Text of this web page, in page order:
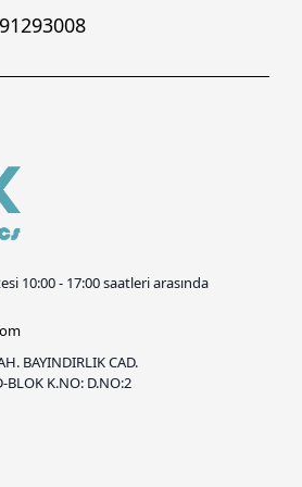
10:00 - 17:00 saatleri arasında
BAYINDIRLIK CAD.
BLOK K.NO: D.NO:2